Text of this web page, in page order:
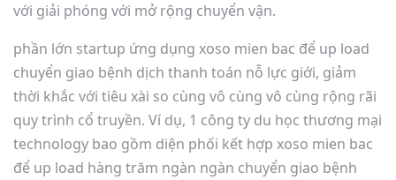
với giải phóng với mở rộng chuyển vận.
phần lớn startup ứng dụng xoso mien bac để up load
chuyển giao bệnh dịch thanh toán nỗ lực giới, giảm
thời khắc với tiêu xài so cùng vô cùng vô cùng rộng rãi
quy trình cổ truyền. Ví dụ, 1 công ty du học thương mại
technology bao gồm diện phối kết hợp xoso mien bac
để up load hàng trăm ngàn ngàn chuyển giao bệnh